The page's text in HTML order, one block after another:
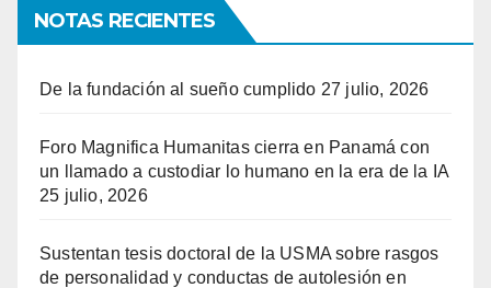
NOTAS RECIENTES
De la fundación al sueño cumplido 27 julio, 2026
Foro Magnifica Humanitas cierra en Panamá con
un llamado a custodiar lo humano en la era de la IA
25 julio, 2026
Sustentan tesis doctoral de la USMA sobre rasgos
de personalidad y conductas de autolesión en